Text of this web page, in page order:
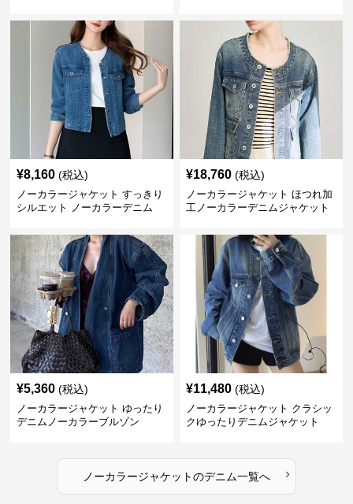
¥8,160 (税込)
ノーカラージャケット すっきり
シルエット ノーカラーデニム
¥18,760 (税込)
ノーカラージャケット ほつれ加
工ノーカラーデニムジャケット
¥5,360 (税込)
ノーカラージャケット ゆったり
デニムノーカラーブルゾン
¥11,480 (税込)
ノーカラージャケット クラシッ
クゆったりデニムジャケット
ノーカラージャケットのデニム一覧へ ›